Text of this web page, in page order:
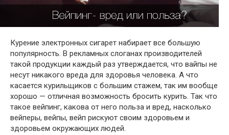
Курение электронных сигарет набирает все большую
популярность. В рекламных слоганах производителей
такой продукции каждый раз утверждается, что вайпы не
несут никакого вреда для здоровья человека. А что
касается курильщиков с большим стажем, так им вообще
хорошо — отличная возможность бросить курить. Так что
такое вейпинг, какова от него польза и вред, насколько
вейперы, вейпы, вейп рискуют своим здоровьем и
здоровьем окружающих людей.